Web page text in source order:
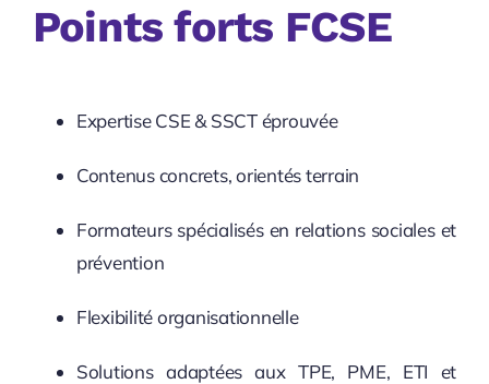
Points forts FCSE
Expertise CSE & SSCT éprouvée
Contenus concrets, orientés terrain
Formateurs spécialisés en relations sociales et
prévention
Flexibilité organisationnelle
Solutions adaptées aux TPE, PME, ETI et